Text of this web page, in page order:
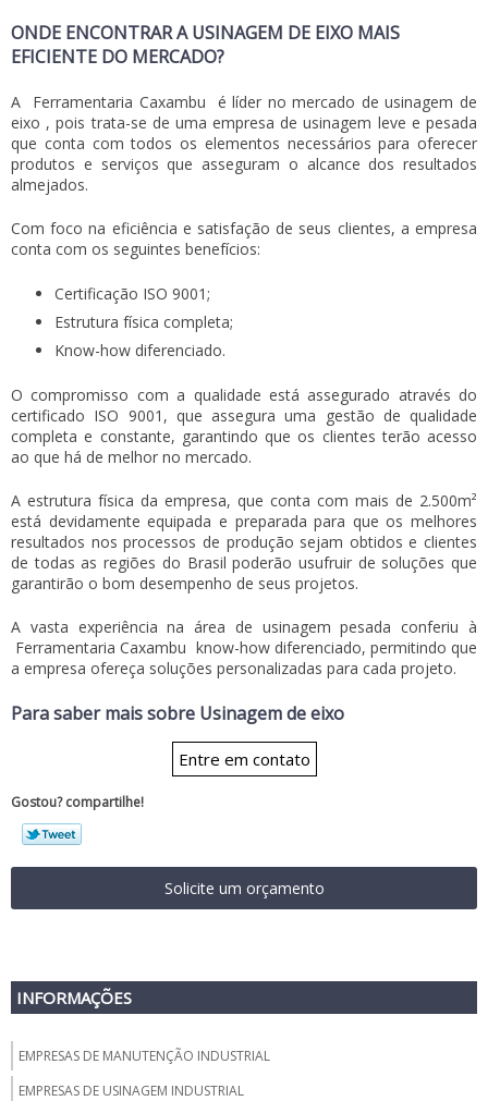
ONDE ENCONTRAR A USINAGEM DE EIXO MAIS
EFICIENTE DO MERCADO?
A Ferramentaria Caxambu é líder no mercado deusinagem de
eixo , pois trata-se de uma empresa de usinagem leve e pesada
que conta com todos os elementos necessários para oferecer
produtos e serviços que asseguram o alcance dos resultados
almejados.
Com foco na eficiência e satisfação de seus clientes, a empresa
conta com os seguintes benefícios:
Certificação ISO 9001;
Estrutura física completa;
Know-how diferenciado.
O compromisso com a qualidade está assegurado através do
certificado ISO 9001, que assegura uma gestão de qualidade
completa e constante, garantindo que os clientes terão acesso
ao que há de melhor no mercado.
A estrutura física da empresa, que conta com mais de 2.500m²
está devidamente equipada e preparada para que os melhores
resultados nos processos de produção sejam obtidos e clientes
de todas as regiões do Brasil poderão usufruir de soluções que
garantirão o bom desempenho de seus projetos.
A vasta experiência na área de usinagem pesada conferiu à
Ferramentaria Caxambu know-how diferenciado, permitindo que
a empresa ofereça soluções personalizadas para cada projeto.
Para saber mais sobre Usinagem de eixo
Entre em contato
Gostou? compartilhe!
Solicite um orçamento
INFORMAÇÕES
EMPRESAS DE MANUTENÇÃO INDUSTRIAL
EMPRESAS DE USINAGEM INDUSTRIAL